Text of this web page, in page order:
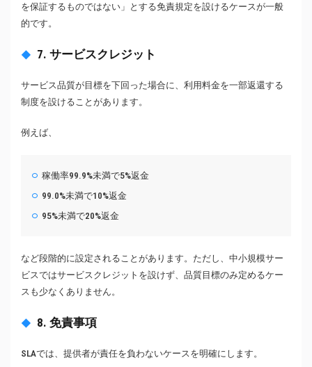
を保証するものではない」とする免責規定を設けるケースが一般
的です。
7. サービスクレジット
サービス品質が目標を下回った場合に、利用料金を一部返還する
制度を設けることがあります。
例えば、
稼働率99.9%未満で5%返金
99.0%未満で10%返金
95%未満で20%返金
など段階的に設定されることがあります。ただし、中小規模サー
ビスではサービスクレジットを設けず、品質目標のみ定めるケー
スも少なくありません。
8. 免責事項
SLAでは、提供者が責任を負わないケースを明確にします。